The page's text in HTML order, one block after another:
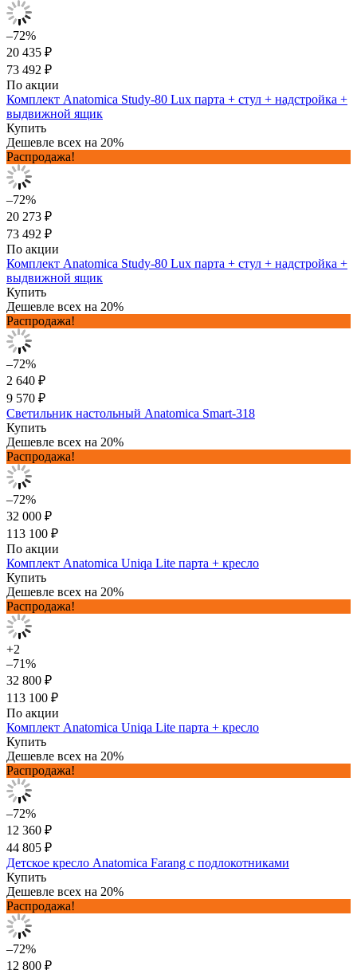
–72%
20 435 ₽
73 492 ₽
По акции
Комплект Anatomica Study-80 Lux парта + стул + надстройка +
выдвижной ящик
Купить
Дешевле всех на 20%
Распродажа!
–72%
20 273 ₽
73 492 ₽
По акции
Комплект Anatomica Study-80 Lux парта + стул + надстройка +
выдвижной ящик
Купить
Дешевле всех на 20%
Распродажа!
–72%
2 640 ₽
9 570 ₽
Светильник настольный Anatomica Smart-318
Купить
Дешевле всех на 20%
Распродажа!
–72%
32 000 ₽
113 100 ₽
По акции
Комплект Anatomica Uniqa Lite парта + кресло
Купить
Дешевле всех на 20%
Распродажа!
+2
–71%
32 800 ₽
113 100 ₽
По акции
Комплект Anatomica Uniqa Lite парта + кресло
Купить
Дешевле всех на 20%
Распродажа!
–72%
12 360 ₽
44 805 ₽
Детское кресло Anatomica Farang с подлокотниками
Купить
Дешевле всех на 20%
Распродажа!
–72%
12 800 ₽